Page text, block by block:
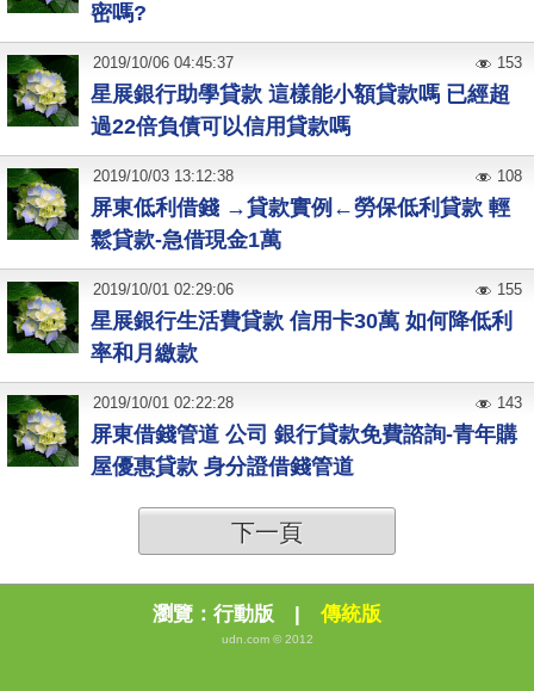
密嗎?
星展銀行助學貸款 這樣能小額貸款嗎 已經超
過22倍負債可以信用貸款嗎
2019/10/06 04:45:37 153
屏東低利借錢 →貸款實例←勞保低利貸款 輕
鬆貸款-急借現金1萬
2019/10/03 13:12:38 108
星展銀行生活費貸款 信用卡30萬 如何降低利
率和月繳款
2019/10/01 02:29:06 155
屏東借錢管道 公司 銀行貸款免費諮詢-青年購
屋優惠貸款 身分證借錢管道
2019/10/01 02:22:28 143
下一頁
瀏覽： 行動版 | 傳統版
udn.com © 2012